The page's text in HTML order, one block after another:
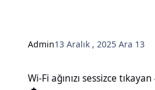
Admin13 Aralık , 2025Ara 13
Wi-Fi ağınızı sessizce